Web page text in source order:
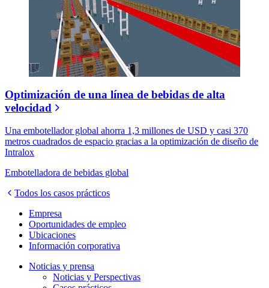
Optimización de una línea de bebidas de alta
velocidad
Una embotellador global ahorra 1,3 millones de USD y casi 370
metros cuadrados de espacio gracias a la optimización de diseño de
Intralox
Embotelladora de bebidas global
Todos los casos prácticos
Empresa
Oportunidades de empleo
Ubicaciones
Información corporativa
Noticias y prensa
Noticias y Perspectivas